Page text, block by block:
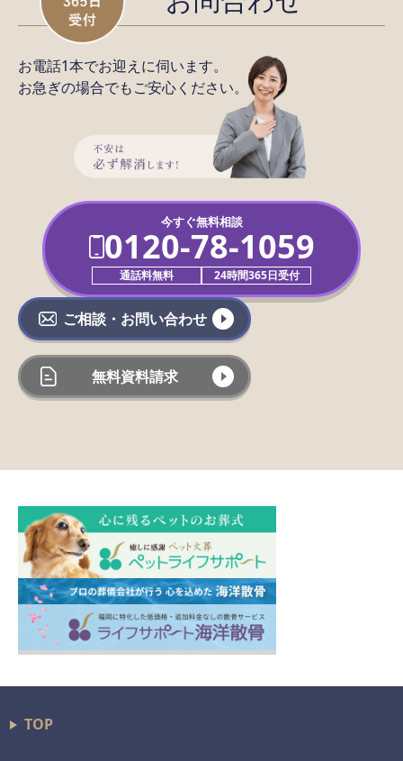
お電話1本でお迎えに伺います。
お急ぎの場合でもご安心ください。
今すぐ無料相談
0120-78-1059
通話料無料 24時間365日受付
ご相談・お問い合わせ
無料資料請求
TOP